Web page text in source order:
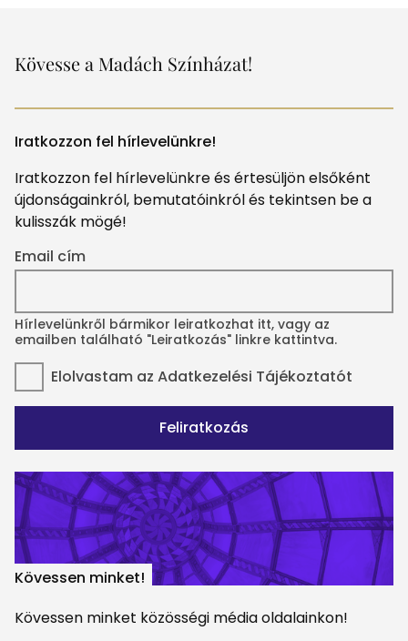
Kövesse a Madách Színházat!
Iratkozzon fel hírlevelünkre!
Iratkozzon fel hírlevelünkre és értesüljön elsőként
újdonságainkról, bemutatóinkról és tekintsen be a
kulisszák mögé!
Email cím
Hírlevelünkről bármikor leiratkozhat itt, vagy az
emailben található "Leiratkozás" linkre kattintva.
Elolvastam az Adatkezelési Tájékoztatót
Feliratkozás
Kövessen minket!
Kövessen minket közösségi média oldalainkon!